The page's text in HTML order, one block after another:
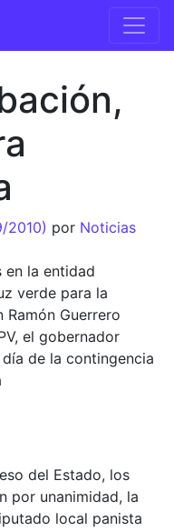
2010) por Noticias
en la entidad
verde para la
Guerrero
el gobernador
de la contingencia
del Estado, los
por unanimidad, la
local panista